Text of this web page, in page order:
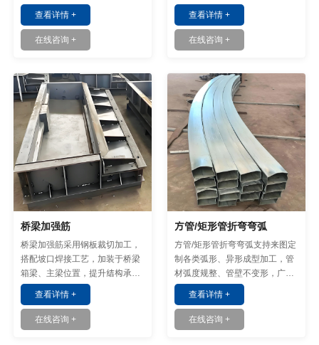
柱钢管，定做非标多型号多种材
质钢管。
查看详情 +
在线咨询 +
构基础，钢屋架，钢屋盖等。
查看详情 +
在线咨询 +
桥梁加强筋
桥梁加强筋采用钢板裁切加工，
搭配坡口焊接工艺，加装于桥梁
箱梁、主梁位置，提升结构承载
性能，适配各类桥梁基建施工定
制加工。
查看详情 +
在线咨询 +
方管/矩形管折弯弯弧
方管/矩形管折弯弯弧支持来图定
制各类弧形、异形成型加工，管
材弧度规整、管壁不变形，广泛
适配机架、钢构、景观等各类弧
形构件加工场景。
查看详情 +
在线咨询 +